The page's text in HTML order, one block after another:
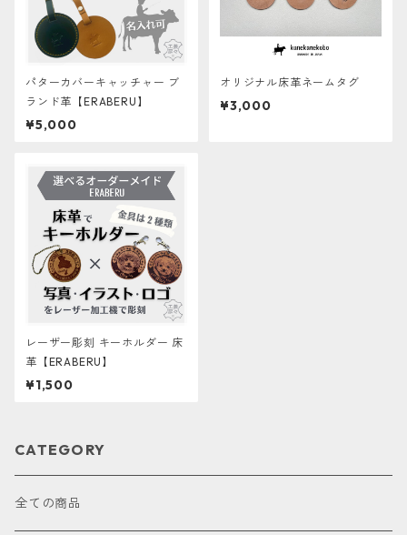
パターカバーキャッチャー ブ
ランド革【ERABERU】
¥5,000
オリジナル床革ネームタグ
¥3,000
レーザー彫刻 キーホルダー 床
革【ERABERU】
¥1,500
CATEGORY
全ての商品